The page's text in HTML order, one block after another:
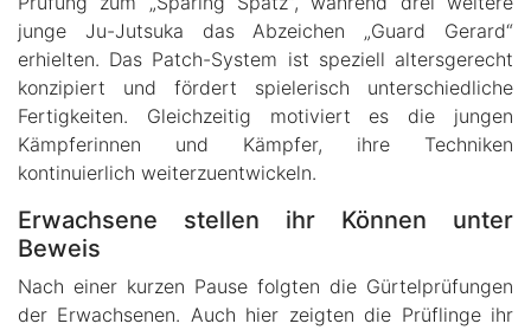
junge Ju-Jutsuka das Abzeichen „Guard Gerard“
erhielten. Das Patch-System ist speziell altersgerecht
konzipiert und fördert spielerisch unterschiedliche
Fertigkeiten. Gleichzeitig motiviert es die jungen
Kämpferinnen und Kämpfer, ihre Techniken
kontinuierlich weiterzuentwickeln.
Erwachsene stellen ihr Können unter
Beweis
Nach einer kurzen Pause folgten die Gürtelprüfungen
der Erwachsenen. Auch hier zeigten die Prüflinge ihr